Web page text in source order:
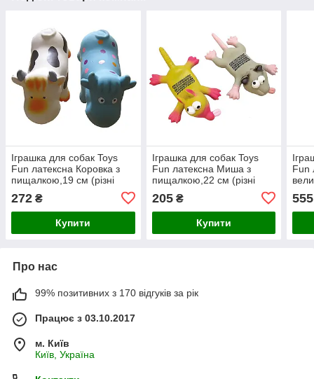
Іграшка для собак Toys
Fun латексна Коровка з
пищалкою,19 см (різні
272 ₴
Купити
Іграшка для собак Toys
Fun латексна Миша з
пищалкою,22 см (різні
205₴
Купити
Fun
555
Про нас
99% позитивних з 170 відгуків за рік
Працює з 03.10.2017
м. Київ
Київ, Україна